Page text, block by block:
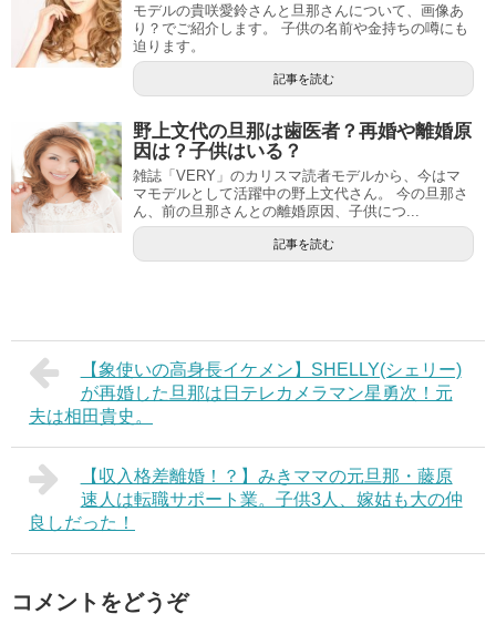
モデルの貴咲愛鈴さんと旦那さんについて、画像あ
り？でご紹介します。 子供の名前や金持ちの噂にも
迫ります。
記事を読む
野上文代の旦那は歯医者？再婚や離婚原
因は？子供はいる？
雑誌「VERY」のカリスマ読者モデルから、今はマ
マモデルとして活躍中の野上文代さん。 今の旦那さ
ん、前の旦那さんとの離婚原因、子供につ...
記事を読む
【象使いの高身長イケメン】SHELLY(シェリー)
が再婚した旦那は日テレカメラマン星勇次！元
夫は相田貴史。
【収入格差離婚！？】みきママの元旦那・藤原
速人は転職サポート業。子供3人、嫁姑も大の仲
良しだった！
コメントをどうぞ